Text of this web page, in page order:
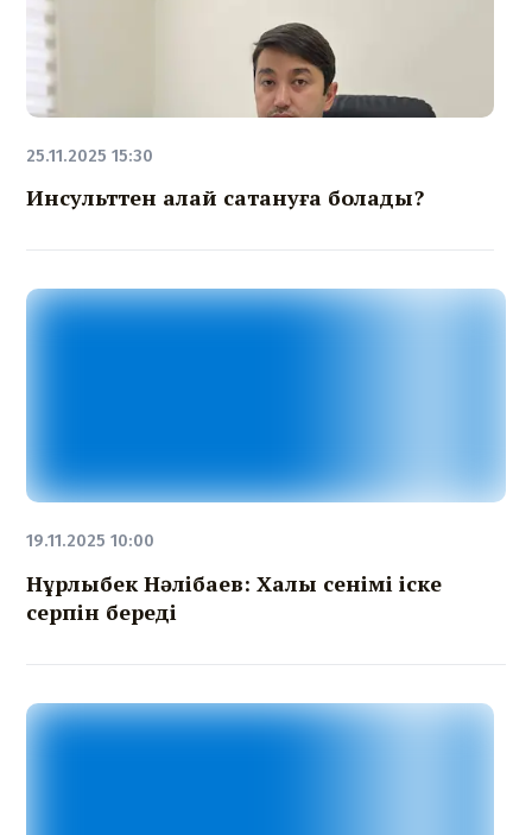
25.11.2025 15:30
Инсульттен қалай сақтануға болады?
19.11.2025 10:00
Нұрлыбек Нәлібаев: Халық сенімі іске
серпін береді